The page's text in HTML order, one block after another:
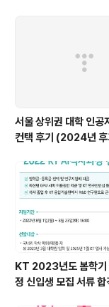
서울 상위권 대학 인공
컨택 후기 (2024년 후
KT 2023년도 봄학기
정 신입생 모집 서류 합